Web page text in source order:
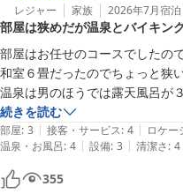
いただけたことは何よりの励
また、車椅子対応やキッズル
にお過ごしいただけたようで
のカートにつきましても、お
「また機会があれば利用しよ
き、大変嬉しく思います。今
後の施設運営の参考にさせて
次回お越しの際も、変わらぬ
できるよう努めてまいります。
またのお越しを、心よりお待
レジャー 家族 2026年7月宿泊
部屋は狭めだが温泉とバイキン
部屋はお任せのコースでしたの
和室６畳だったのでちょっと狭
温泉は男のほうでは露天風呂が
びりと楽しむことができました。
食事は朝夕ともバイキング形式
続きを読む
部屋: 3 | 接客・サービス: 4 | ロケー
温泉・お風呂: 4 | 設備: 3 | 清潔さ: 4
355